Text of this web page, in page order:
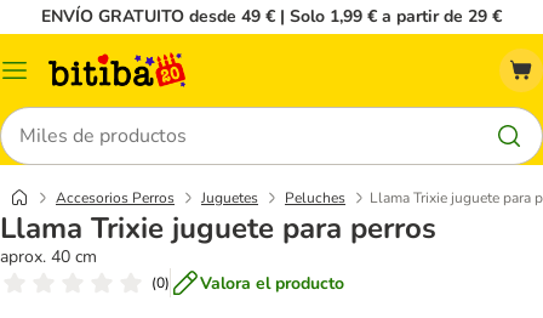
ENVÍO GRATUITO desde 49 € | Solo 1,99 € a partir de 29 €
Menú
Buscar
Accesorios Perros Juguetes Peluches Llama Trixie juguete para
Llama Trixie juguete para perros
aprox. 40 cm
(0) Valora el producto